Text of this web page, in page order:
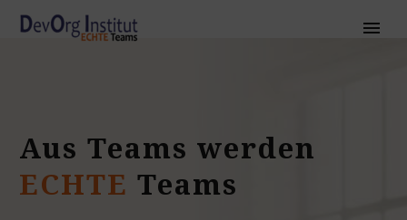
Aus Teams werden
ECHTE Teams